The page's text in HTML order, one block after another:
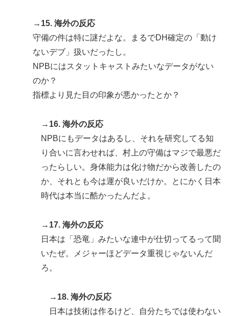
→15. 海外の反応
守備の件は特に謎だよな。まるでDH確定の「動け
ないデブ」扱いだったし。
NPBにはスタットキャストみたいなデータがない
のか？
指標より見た目の印象が悪かったとか？
→16. 海外の反応
NPBにもデータはあるし、それを研究してる知
り合いに言わせれば、村上の守備はマジで最悪だ
ったらしい。身体能力は化け物だから改善したの
か、それとも今は運が良いだけか。とにかく日本
時代は本当に酷かったんだよ。
→17. 海外の反応
日本は「恐竜」みたいな連中が仕切ってるって聞
いたぜ。メジャーほどデータ重視じゃないんだ
ろ。
→18. 海外の反応
日本は技術は作るけど、自分たちでは使わない